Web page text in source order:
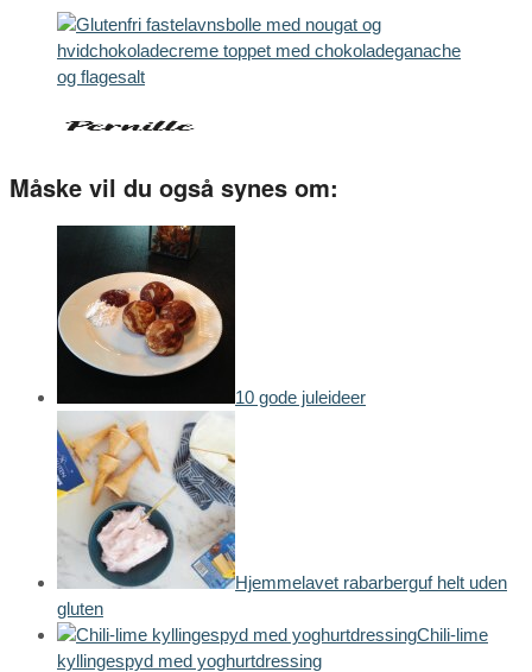
Måske vil du også synes om:
10 gode juleideer
Hjemmelavet rabarberguf helt uden
gluten
Chili-lime
kyllingespyd med yoghurtdressing